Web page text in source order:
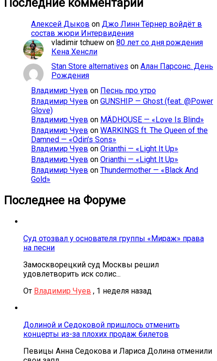
Последние комментарии
Алексей Дыков on Джо Линн Тёрнер войдёт в
состав жюри Интервидения
vladimir tchuew on 80 лет со дня рождения
Кена Хенсли
Stan Store alternatives on Алан Парсонс. День
Рождения
Владимир Чуев on Песнь про утро
Владимир Чуев on GUNSHIP — Ghost (feat. @Power
Glove)
Владимир Чуев on MÄDHOUSE — «Love Is Blind»
Владимир Чуев on WARKINGS ft. The Queen of the
Damned — «Odin’s Sons»
Владимир Чуев on Orianthi — «Light It Up»
Владимир Чуев on Orianthi — «Light It Up»
Владимир Чуев on Thundermother — «Black And
Gold»
Последнее на Форуме
Суд отозвал у основателя группы «Мираж» права
на песни
Замоскворецкий суд Москвы решил
удовлетворить иск солис...
От Владимир Чуев , 1 неделя назад
Долиной и Седоковой пришлось отменить
концерты из-за плохих продаж билетов
Певицы Анна Седокова и Лариса Долина отменили